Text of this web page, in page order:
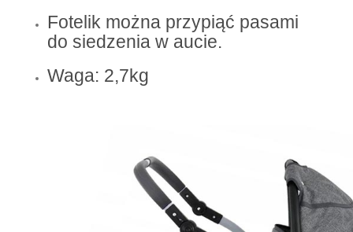
Fotelik można przypiąć pasami
do siedzenia w aucie.
Waga: 2,7kg